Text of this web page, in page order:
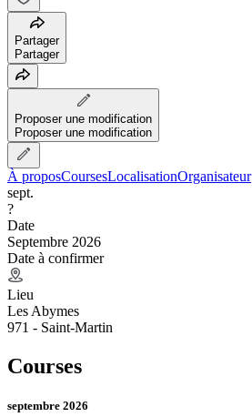
Partager
Partager
Proposer une modification
Proposer une modification
À proposCoursesLocalisationOrganisateur
sept.
?
Date
Septembre 2026
Date à confirmer
Lieu
Les Abymes
971 - Saint-Martin
Courses
septembre 2026